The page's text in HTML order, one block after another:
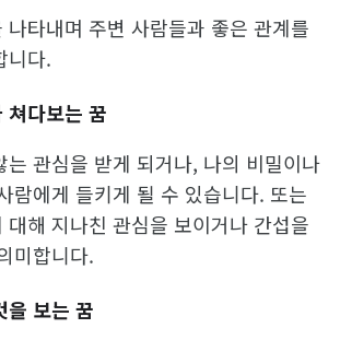
나타내며 주변 사람들과 좋은 관계를
니다.
쳐다보는 꿈
는 관심을 받게 되거나, 나의 비밀이나
람에게 들키게 될 수 있습니다. 또는
대해 지나친 관심을 보이거나 간섭을
미합니다.
을 보는 꿈